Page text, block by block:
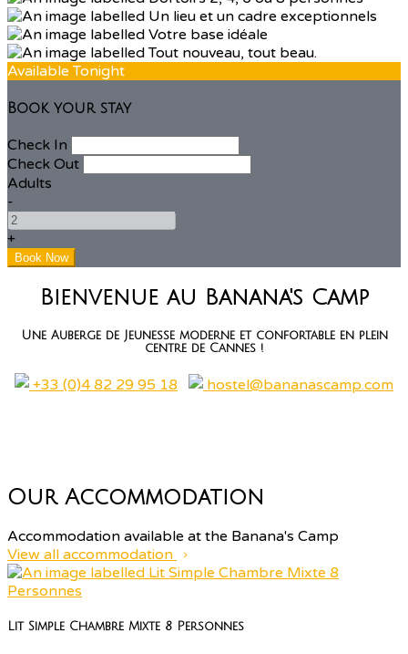
Available Tonight
Book your stay
Check In
Check Out
Adults
-
+
Bienvenue au Banana's Camp
Une Auberge de Jeunesse moderne et confortable en plein
centre de Cannes !
+33 (0)4 82 29 95 18 hostel@bananascamp.com
Our Accommodation
Accommodation available at the Banana's Camp
View all accommodation
Lit Simple Chambre Mixte 8 Personnes